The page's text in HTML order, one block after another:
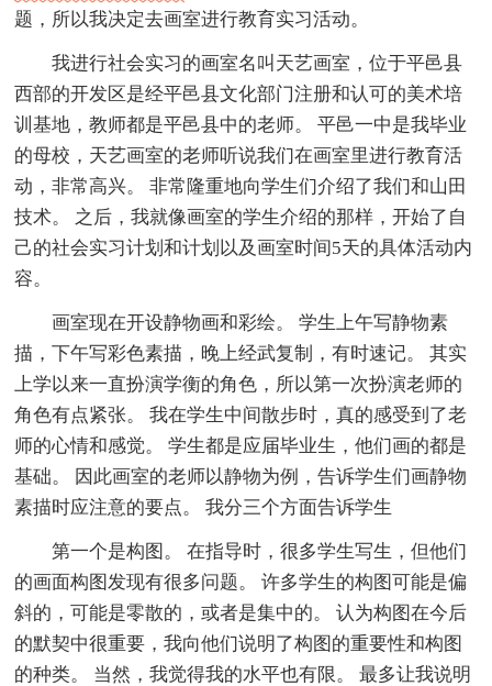
题，所以我决定去画室进行教育实习活动。
我进行社会实习的画室名叫天艺画室，位于平邑县
西部的开发区是经平邑县文化部门注册和认可的美术培
训基地，教师都是平邑县中的老师。 平邑一中是我毕业
的母校，天艺画室的老师听说我们在画室里进行教育活
动，非常高兴。 非常隆重地向学生们介绍了我们和山田
技术。 之后，我就像画室的学生介绍的那样，开始了自
己的社会实习计划和计划以及画室时间5天的具体活动内
容。
画室现在开设静物画和彩绘。 学生上午写静物素
描，下午写彩色素描，晚上经武复制，有时速记。 其实
上学以来一直扮演学衡的角色，所以第一次扮演老师的
角色有点紧张。 我在学生中间散步时，真的感受到了老
师的心情和感觉。 学生都是应届毕业生，他们画的都是
基础。 因此画室的老师以静物为例，告诉学生们画静物
素描时应注意的要点。 我分三个方面告诉学生
第一个是构图。 在指导时，很多学生写生，但他们
的画面构图发现有很多问题。 许多学生的构图可能是偏
斜的，可能是零散的，或者是集中的。 认为构图在今后
的默契中很重要，我向他们说明了构图的重要性和构图
的种类。 当然，我觉得我的水平也有限。 最多让我说明